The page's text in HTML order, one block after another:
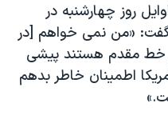
روز چهارشنبه در
گفت: «من نمی خواهم [در
خط مقدم هستند پیشی
اطمینان خاطر بدهم